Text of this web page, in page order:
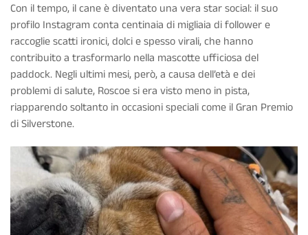
Con il tempo, il cane è diventato una vera star social: il suo
profilo Instagram conta centinaia di migliaia di follower e
raccoglie scatti ironici, dolci e spesso virali, che hanno
contribuito a trasformarlo nella mascotte ufficiosa del
paddock. Negli ultimi mesi, però, a causa dell’età e dei
problemi di salute, Roscoe si era visto meno in pista,
riapparendo soltanto in occasioni speciali come il Gran Premio
di Silverstone.